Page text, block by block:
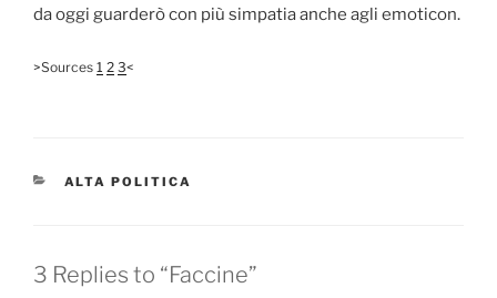
da oggi guarderò con più simpatia anche agli emoticon.
>Sources 1 2 3<
CATEGORIES
ALTA POLITICA
3 Replies to “Faccine”